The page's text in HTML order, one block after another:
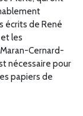
écrits de René
les
Cernard-
nécessaire pour
papiers de